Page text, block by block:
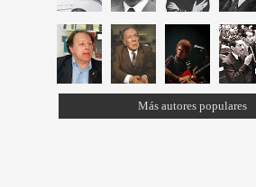
Más autores populares